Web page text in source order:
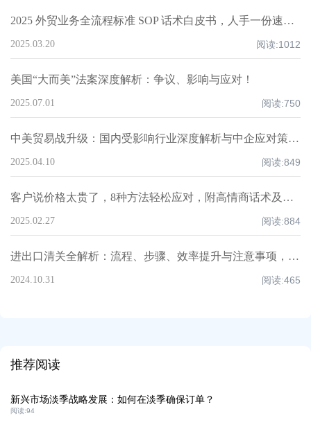
2025 外贸业务全流程标准 SOP 话术白皮书，人手一份速领！
2025.03.20 阅读:1012
美国“大而美”法案深度解析：争议、影响与应对！
2025.07.01 阅读:750
中美贸易战升级：国内受影响行业深度解析与中企应对策略！
2025.04.10 阅读:849
客户说价格太贵了，8种方法轻松应对，附高情商话术及案例！
2025.02.27 阅读:884
进出口清关全解析：流程、步骤、效率提升与注意事项，超全知识点汇总！
2024.10.31 阅读:465
推荐阅读
新兴市场淡季战略发展：如何在淡季确保订单？
阅读:94